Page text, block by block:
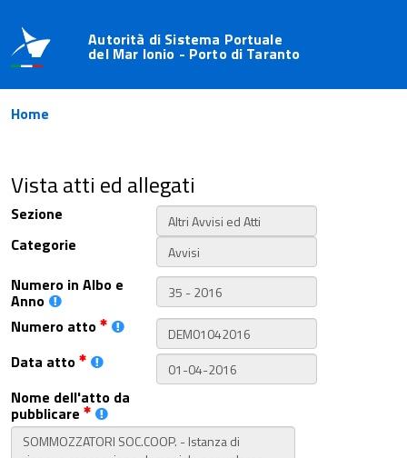
Autorità di Sistema Portuale
del Mar Ionio - Porto di Taranto
Home
Vista atti ed allegati
Sezione
Categorie
Numero in Albo e
Anno
Numero atto
Data atto
Nome dell'atto da
pubblicare